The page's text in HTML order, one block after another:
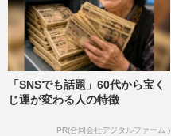
「SNSでも話題」60代から宝く
じ運が変わる人の特徴
PR(合同会社デジタルファーム )